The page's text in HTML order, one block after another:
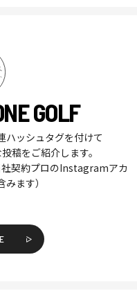
GOLF
ハッシュタグを付けて
稿をご紹介します。
契約プロのInstagramアカ
ます）